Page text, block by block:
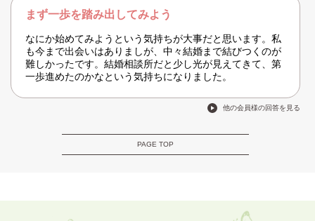
まず一歩を踏み出してみよう
なにか始めてみようという気持ちが大事だと思います。私
も今まで出会いはありましが、中々結婚まで結びつくのが
難しかったです。結婚相談所だと少し光が見えてきて、第
一歩進めたのかなという気持ちになりました。
他の会員様の回答を見る
PAGE TOP